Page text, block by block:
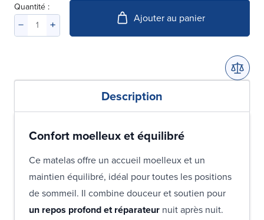
Quantité :
Ajouter au panier
Description
Confort moelleux et équilibré
Ce matelas offre un accueil moelleux et un
maintien équilibré, idéal pour toutes les positions
de sommeil. Il combine douceur et soutien pour
un repos profond et réparateur nuit après nuit.